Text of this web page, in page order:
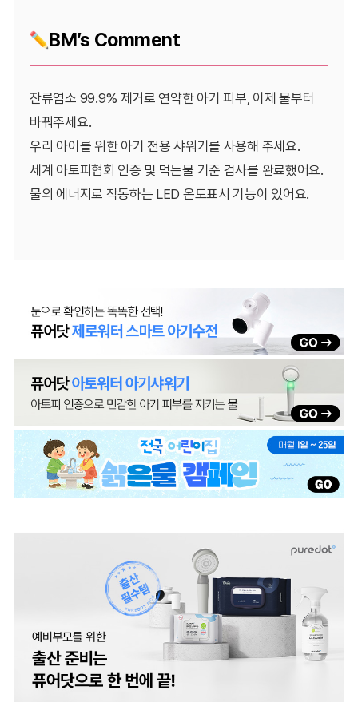
BM’s Comment
잔류염소 99.9% 제거로 연약한 아기 피부, 이제 물부터
바꿔주세요.
우리 아이를 위한 아기 전용 샤워기를 사용해 주세요.
세계 아토피협회 인증 및 먹는물 기준 검사를 완료했어요.
물의 에너지로 작동하는 LED 온도표시 기능이 있어요.